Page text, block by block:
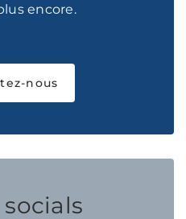
encore.
nous
socials